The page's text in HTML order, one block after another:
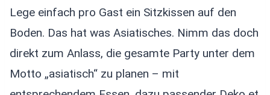
Lege einfach pro Gast ein Sitzkissen auf den
Boden. Das hat was Asiatisches. Nimm das doch
direkt zum Anlass, die gesamte Party unter dem
Motto „asiatisch“ zu planen – mit